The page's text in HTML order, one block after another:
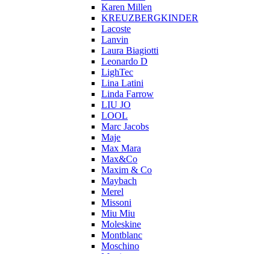
Karen Millen
KREUZBERGKINDER
Lacoste
Lanvin
Laura Biagiotti
Leonardo D
LighTec
Lina Latini
Linda Farrow
LIU JO
LOOL
Marc Jacobs
Maje
Max Mara
Max&Co
Maxim & Co
Maybach
Merel
Missoni
Miu Miu
Moleskine
Montblanc
Moschino